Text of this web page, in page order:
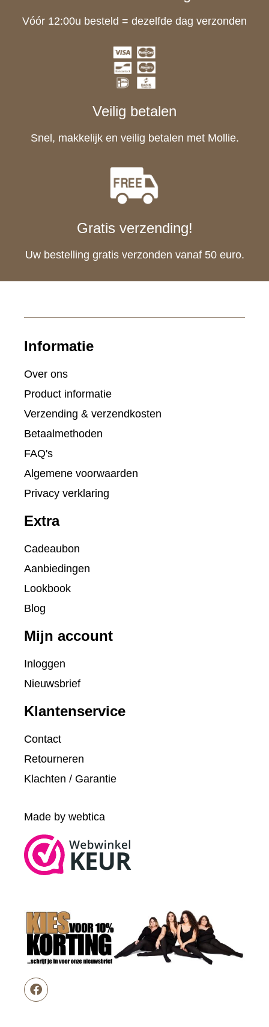
Vóór 12:00u besteld = dezelfde dag verzonden
Veilig betalen
Snel, makkelijk en veilig betalen met Mollie.
Gratis verzending!
Uw bestelling gratis verzonden vanaf 50 euro.
Informatie
Over ons
Product informatie
Verzending & verzendkosten
Betaalmethoden
FAQ's
Algemene voorwaarden
Privacy verklaring
Extra
Cadeaubon
Aanbiedingen
Lookbook
Blog
Mijn account
Inloggen
Nieuwsbrief
Klantenservice
Contact
Retourneren
Klachten / Garantie
Made by webtica